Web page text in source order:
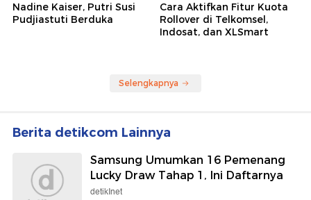
Nadine Kaiser, Putri Susi
Pudjiastuti Berduka
Cara Aktifkan Fitur Kuota
Rollover di Telkomsel,
Indosat, dan XLSmart
Selengkapnya
Berita detikcom Lainnya
Samsung Umumkan 16 Pemenang
Lucky Draw Tahap 1, Ini Daftarnya
detikInet